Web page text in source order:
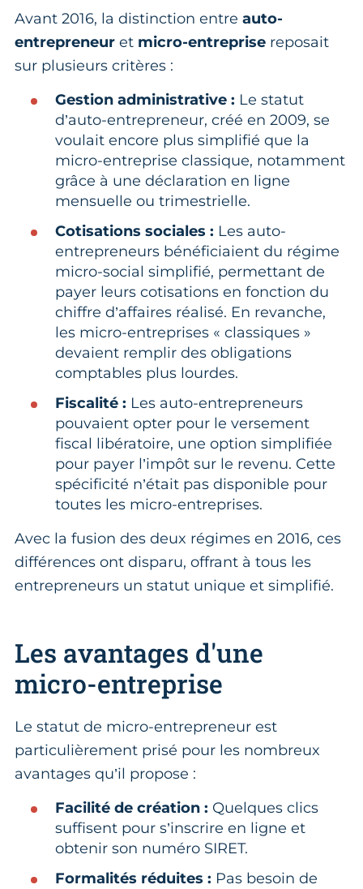
Avant 2016, la distinction entre auto-
entrepreneur et micro-entreprise reposait
sur plusieurs critères :
Gestion administrative : Le statut
d’auto-entrepreneur, créé en 2009, se
voulait encore plus simplifié que la
micro-entreprise classique, notamment
grâce à une déclaration en ligne
mensuelle ou trimestrielle.
Cotisations sociales : Les auto-
entrepreneurs bénéficiaient du régime
micro-social simplifié, permettant de
payer leurs cotisations en fonction du
chiffre d’affaires réalisé. En revanche,
les micro-entreprises « classiques »
devaient remplir des obligations
comptables plus lourdes.
Fiscalité : Les auto-entrepreneurs
pouvaient opter pour le versement
fiscal libératoire, une option simplifiée
pour payer l’impôt sur le revenu. Cette
spécificité n’était pas disponible pour
toutes les micro-entreprises.
Avec la fusion des deux régimes en 2016, ces
différences ont disparu, offrant à tous les
entrepreneurs un statut unique et simplifié.
Les avantages d'une
micro-entreprise
Le statut de micro-entrepreneur est
particulièrement prisé pour les nombreux
avantages qu’il propose :
Facilité de création : Quelques clics
suffisent pour s’inscrire en ligne et
obtenir son numéro SIRET.
Formalités réduites : Pas besoin de